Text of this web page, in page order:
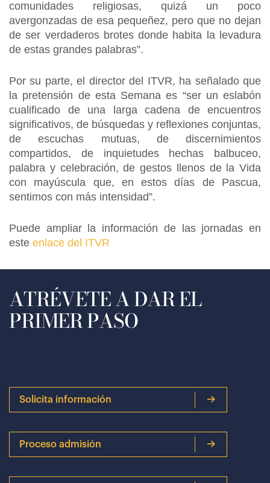
comunidades religiosas, quizá un poco
avergonzadas de esa pequeñez, pero que no dejan
de ser verdaderos brotes donde habita la levadura
de estas grandes palabras”.
Por su parte, el director del ITVR, ha señalado que
la pretensión de esta Semana es “ser un eslabón
cualificado de una larga cadena de encuentros
significativos, de búsquedas y reflexiones conjuntas,
de escuchas mutuas, de discernimientos
compartidos, de inquietudes hechas balbuceo,
palabra y celebración, de gestos llenos de la Vida
con mayúscula que, en estos días de Pascua,
sentimos con más intensidad”.
Puede ampliar la información de las jornadas en
este enlace del ITVR
ATRÉVETE A DAR EL
PRIMER PASO
Solicita información
Proceso admisión